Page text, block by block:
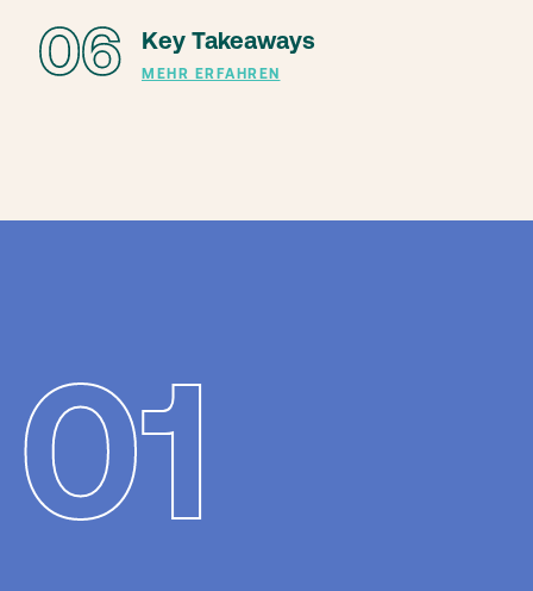
06 Key Takeaways
MEHR ERFAHREN
01